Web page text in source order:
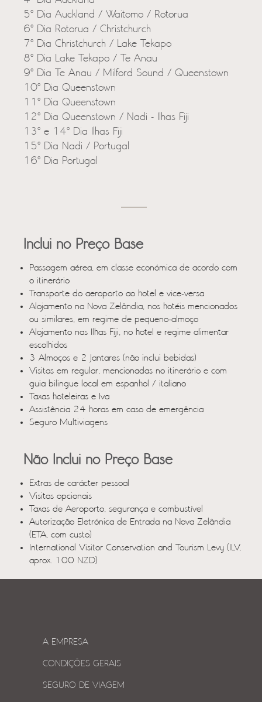
5º Dia Auckland / Waitomo / Rotorua
6º Dia Rotorua / Christchurch
7º Dia Christchurch / Lake Tekapo
8º Dia Lake Tekapo / Te Anau
9º Dia Te Anau / Milford Sound / Queenstown
10º Dia Queenstown
11º Dia Queenstown
12º Dia Queenstown / Nadi - Ilhas Fiji
13º e 14º Dia Ilhas Fiji
15º Dia Nadi / Portugal
16º Dia Portugal
Inclui no Preço Base
Passagem aérea, em classe económica de acordo com
o itinerário
Transporte do aeroporto ao hotel e vice-versa
Alojamento na Nova Zelândia, nos hotéis mencionados
ou similares, em regime de pequeno-almoço
Alojamento nas Ilhas Fiji, no hotel e regime alimentar
escolhidos
3 Almoços e 2 Jantares (não inclui bebidas)
Visitas em regular, mencionadas no itinerário e com
guia bilingue local em espanhol / italiano
Taxas hoteleiras e Iva
Assistência 24 horas em caso de emergência
Seguro Multiviagens
Não Inclui no Preço Base
Extras de carácter pessoal
Visitas opcionais
Taxas de Aeroporto, segurança e combustível
Autorização Eletrónica de Entrada na Nova Zelândia
(ETA, com custo)
International Visitor Conservation and Tourism Levy (ILV,
aprox. 100 NZD)
A EMPRESA
CONDIÇÕES GERAIS
SEGURO DE VIAGEM